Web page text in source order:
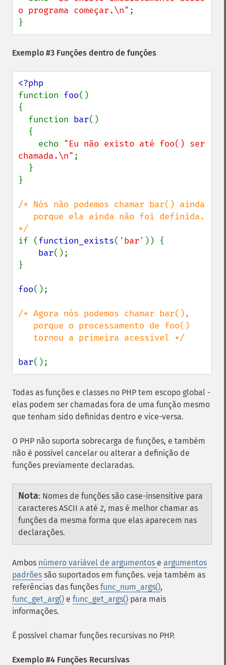
o programa começar.\n" ;
}
Exemplo #3 Funções dentro de funções
function foo()
{
  function
bar()
    echo
"Eu não existo até foo() ser
chamada.\n" ;
}
/* Nós não podemos chamar bar() ainda
if (function_exists( 'bar' )) {
bar();
}
foo();
/* Agora nós podemos chamar bar(),
bar();
Todas as funções e classes no PHP tem escopo global -
elas podem ser chamadas fora de uma função mesmo
que tenham sido definidas dentro e vice-versa.
O PHP não suporta sobrecarga de funções, e também
não é possível cancelar ou alterar a definição de
funções previamente declaradas.
Nota: Nomes de funções são case-insensitive para
caracteres ASCII A até Z, mas é melhor chamar as
funções da mesma forma que elas aparecem nas
declarações.
Ambos número variável de argumentos e argumentos
padrões são suportados em funções. veja também as
referências das funções func_num_args(),
func_get_arg() e func_get_args() para mais
informações.
É possível chamar funções recursivas no PHP.
Exemplo #4 Funções Recursivas